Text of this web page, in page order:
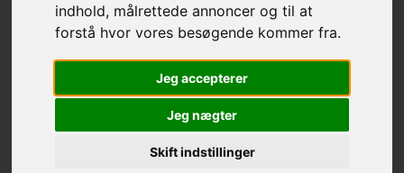
indhold, målrettede annoncer og til at
forstå hvor vores besøgende kommer fra.
Jeg accepterer
Jeg nægter
Skift indstillinger